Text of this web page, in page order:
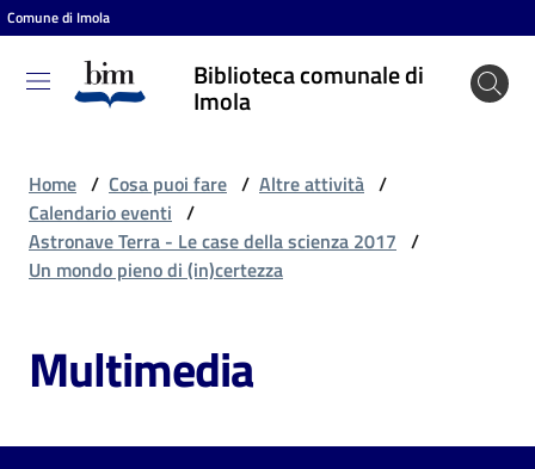
Vai al contenuto
Vai alla navigazione
Vai al footer
Comune di Imola
Biblioteca comunale di
Imola
Biblioteca
comunale
Entra
Cosa
puoi
Home / Cosa puoi fare / Altre attività /
Calendario eventi /
Astronave Terra - Le case della scienza 2017 /
Un mondo pieno di (in)certezza
Multimedia